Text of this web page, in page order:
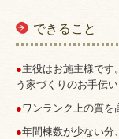
できること
●主役はお施主様です
う家づくりのお手伝い
●ワンランク上の質を
●年間棟数が少ない分